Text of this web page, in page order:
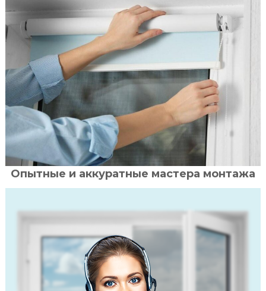
Опытные и аккуратные мастера монтажа